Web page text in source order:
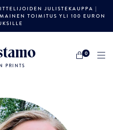
JULISTEKAUPPA |
TOIMITUS YLI 100 EURON
PRINTS
0